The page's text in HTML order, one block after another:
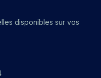
disponibles sur vos